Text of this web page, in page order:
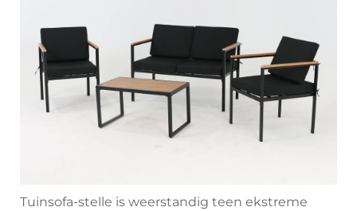
Tuinsofa-stelle is weerstandig teen ekstreme